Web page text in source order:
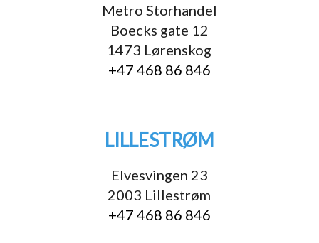
Metro Storhandel
Boecks gate 12
1473 Lørenskog
+47 468 86 846
LILLESTRØM
Elvesvingen 23
2003 Lillestrøm
+47 468 86 846